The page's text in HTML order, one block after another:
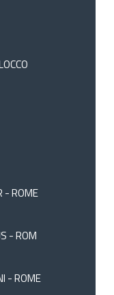
- ROME
- ROM
- ROME